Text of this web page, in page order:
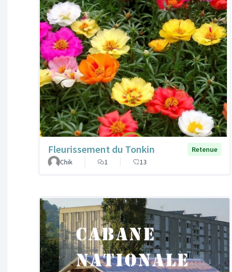
Fleurissement du Tonkin
Retenue
Chik
1 13